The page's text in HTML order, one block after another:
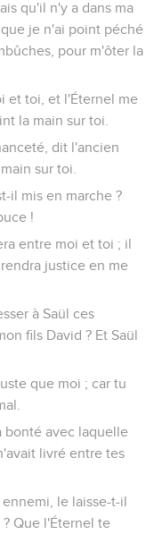
qu'il n'y a dans ma
je n'ai point péché
pour m'ôter la
et toi, et l'Éternel me
la main sur toi.
dit l'ancien
sur toi.
il mis en marche ?
!
entre moi et toi ; il
justice en me
à Saül ces
fils David ? Et Saül
que moi ; car tu
bonté avec laquelle
livré entre tes
le laisse-t-il
Que l'Éternel te